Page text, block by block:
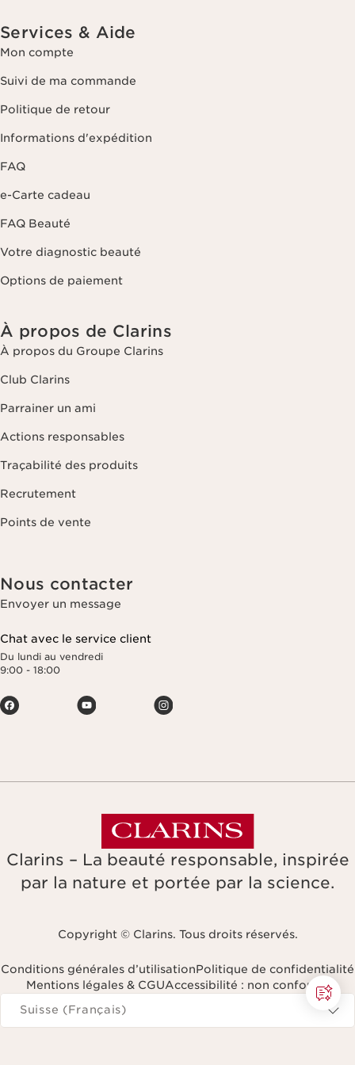
Services & Aide
Mon compte
Suivi de ma commande
Politique de retour
Informations d'expédition
FAQ
e-Carte cadeau
FAQ Beauté
Votre diagnostic beauté
Options de paiement
À propos de Clarins
À propos du Groupe Clarins
Club Clarins
Parrainer un ami
Actions responsables
Traçabilité des produits
Recrutement
Points de vente
Nous contacter
Envoyer un message
Chat avec le service client
Du lundi au vendredi
9:00 - 18:00
Clarins – La beauté responsable, inspirée
par la nature et portée par la science.
Copyright © Clarins. Tous droits réservés.
Conditions générales d’utilisationPolitique de confidentialité
Mentions légales & CGUAccessibilité : non conforme
Naviguer vers
Suisse (Français)